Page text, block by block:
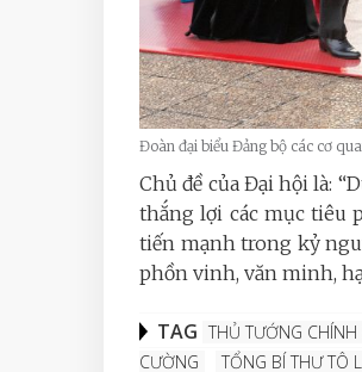
Đoàn đại biểu Đảng bộ các cơ
Chủ đề của Đại hội là:
thắng lợi các mục tiêu
tiến mạnh trong kỷ
phồn vinh, văn minh,
TAG THỦ TƯỚNG
CƯỜNG
TỔNG BÍ THƯ TÔ